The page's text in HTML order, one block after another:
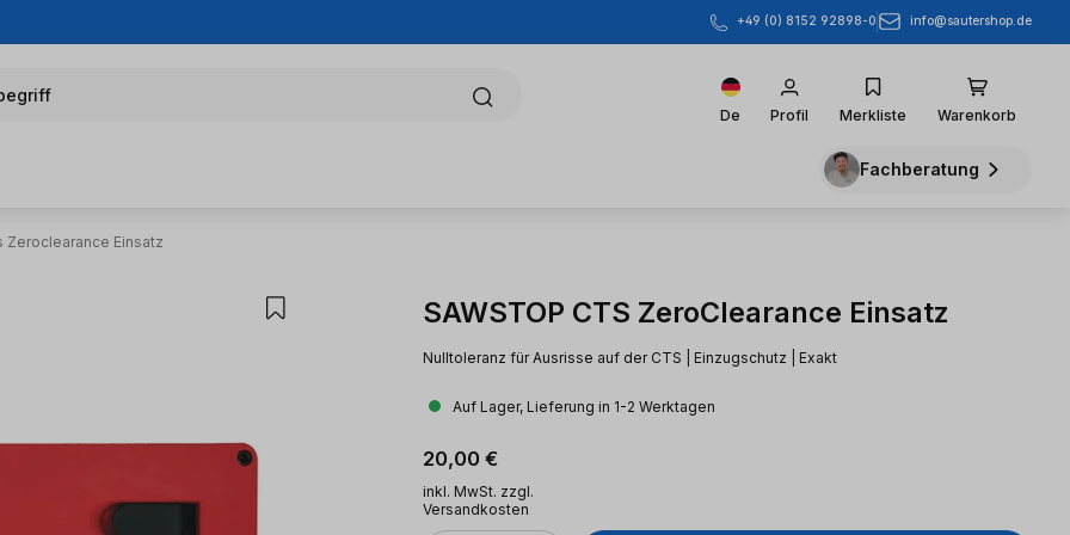
+49 (0) 8152 92898-0 info@sautershop.de
De Profil Merkliste Warenkorb
Fachberatung
Zeroclearance Einsatz
SAWSTOP CTS ZeroClearance Einsatz
Nulltoleranz für Ausrisse auf der CTS | Einzugschutz | Exakt
Auf Lager, Lieferung in 1-2 Werktagen
Regulärer Preis:
20,00 €
inkl. MwSt. zzgl.
Versandkosten